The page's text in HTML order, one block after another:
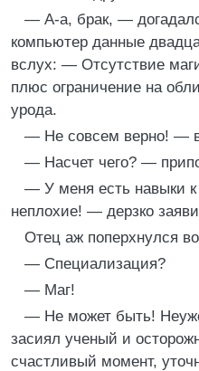
— А-а, брак, —
компьютер данные
вслух: — Отсутствие
плюс ограничение на
урода.
— Не совсем верно! —
— Насчет чего? —
— У меня есть навыки
неплохие! — дерзко
Отец аж поперхнулся
— Специализация?
— Маг!
— Не может быть!
засиял ученый и
счастливый момент,